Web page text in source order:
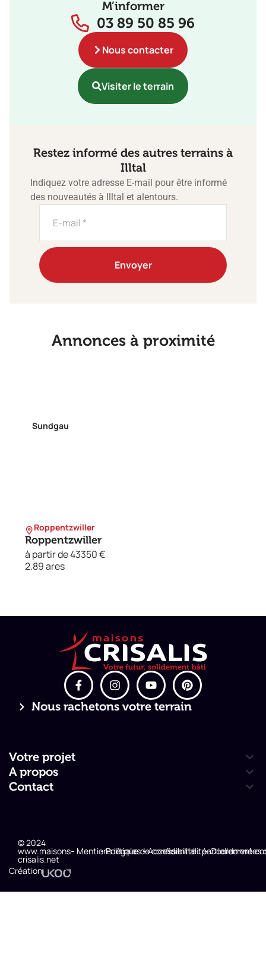
M’informer
03 89 50 85 96
Nous contacter
Visiter le terrain
Restez informé des autres terrains à
Illtal
Indiquez votre adresse E-mail pour être informé
des nouveautés à Illtal et alentours.
Envoyer
Annonces à proximité
Sundgau
Roppentzwiller
Roppentzwiller
à partir de 43350 €
2.89 ares
Nous rachetons votre terrain
Votre projet
A propos
Contact
© 2024
www.maisons-
crisalis.net
- Mentions légales
- Politique de confidentialité
- Accessibilité : partiellement
- Coordonnées
Création